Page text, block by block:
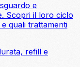
e
Scopri il loro ciclo
quali trattamenti
refill e